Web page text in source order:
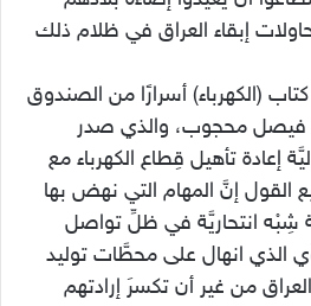
إبقاء العراق في ظلام ذلك
(الكهرباء) أسرارًا من الصندوق
فيصل محجوب، والذي صدر
إعادة تأهيل قِطاع الكهرباء مع
القول إنَّ المهام التي نهض بها
شِبْه انتحاريَّة في ظلِّ تواصل
الذي انهال على محطَّات توليد
من غير أن تكسرَ إرادتهم